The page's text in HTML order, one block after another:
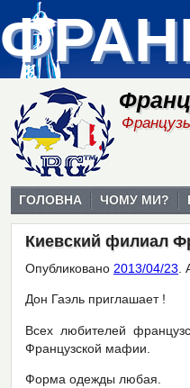
ГОЛОВНА ЧОМУ МИ?
Киевский филиал
Опубликовано 2013/04/23
Дон Гаэль приглашает !
Всех любителей
Французской мафии.
Форма одежды любая.